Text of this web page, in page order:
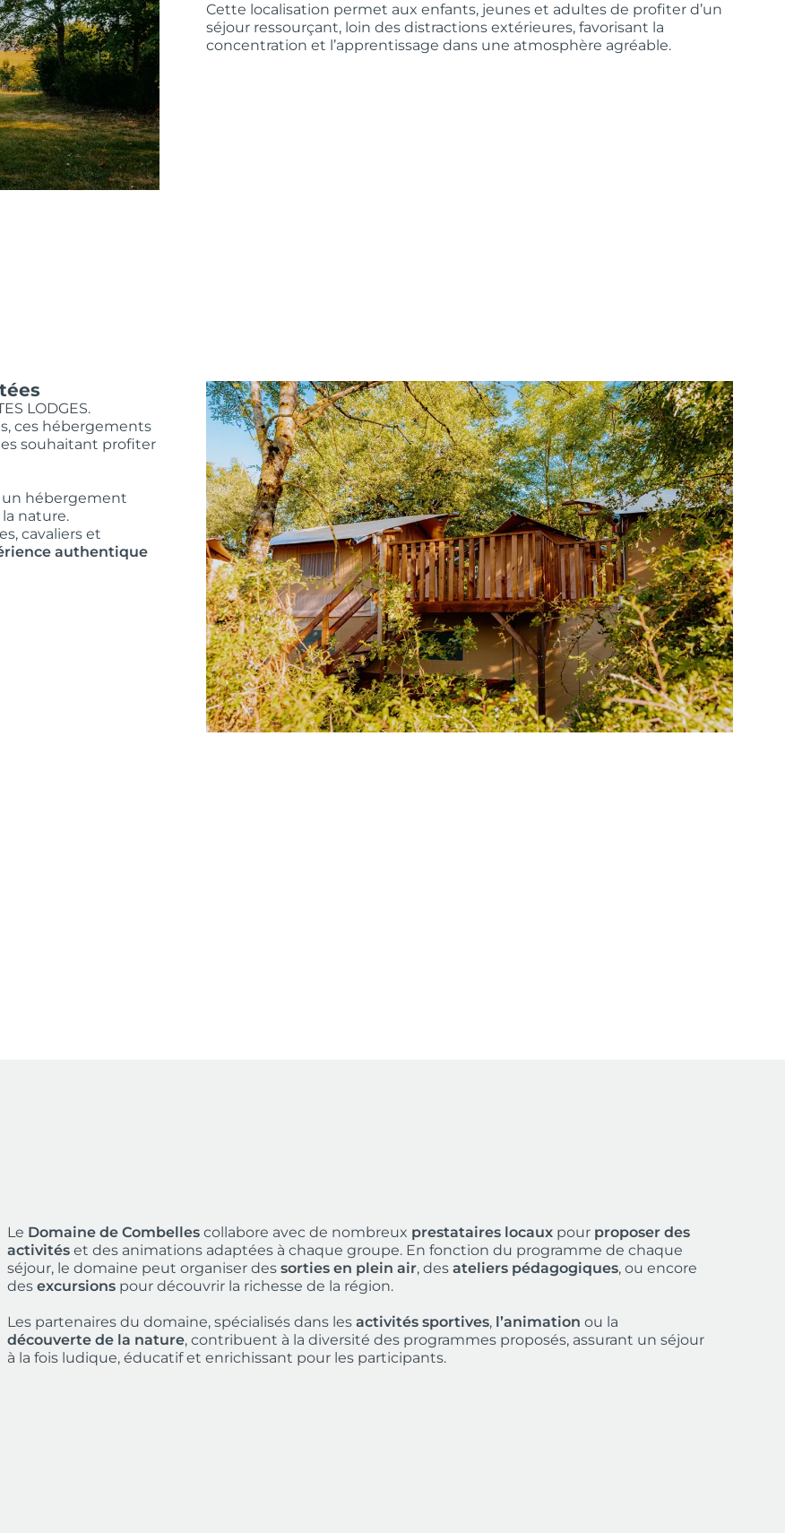
Cette localisation permet aux enfants, jeunes et adultes de profiter d’un
séjour ressourçant, loin des distractions extérieures, favorisant la
concentration et l’apprentissage dans une atmosphère agréable.
LODGES.
ces hébergements
souhaitant profiter
un hébergement
nature.
cavaliers et
authentique
Le Domaine de Combelles collabore avec de nombreux prestataires locaux pour proposer des
activités et des animations adaptées à chaque groupe. En fonction du programme de chaque
séjour, le domaine peut organiser dessorties en plein air, desateliers pédagogiques, ou encore
desexcursions pour découvrir la richesse de la région.
Les partenaires du domaine, spécialisés dans lesactivités sportives, l’animation ou la
découverte de la nature, contribuent à la diversité des programmes proposés, assurant un séjour
à la fois ludique, éducatif et enrichissant pour les participants.